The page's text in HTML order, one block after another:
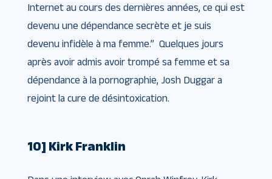
Internet au cours des dernières années, ce qui est
devenu une dépendance secrète et je suis
devenu infidèle à ma femme.” Quelques jours
après avoir admis avoir trompé sa femme et sa
dépendance à la pornographie, Josh Duggar a
rejoint la cure de désintoxication.
10] Kirk Franklin